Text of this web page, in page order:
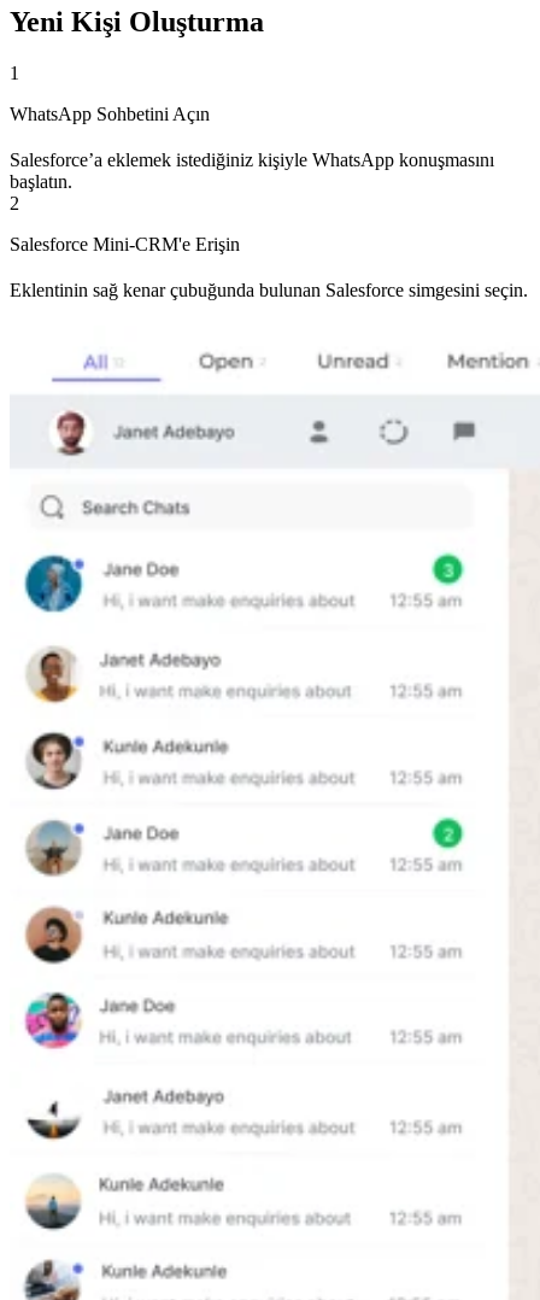
Yeni Kişi Oluşturma
1
WhatsApp Sohbetini Açın
Salesforce’a eklemek istediğiniz kişiyle WhatsApp konuşmasını
başlatın.
2
Salesforce Mini-CRM'e Erişin
Eklentinin sağ kenar çubuğunda bulunan Salesforce simgesini seçin.